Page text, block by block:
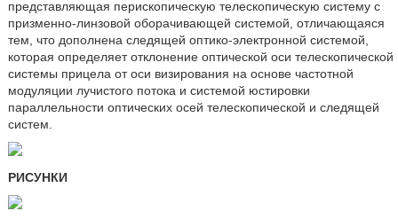
представляющая перископическую телескопическую систему с
призменно-линзовой оборачивающей системой, отличающаяся
тем, что дополнена следящей оптико-электронной системой,
которая определяет отклонение оптической оси телескопической
системы прицела от оси визирования на основе частотной
модуляции лучистого потока и системой юстировки
параллельности оптических осей телескопической и следящей
систем.
РИСУНКИ